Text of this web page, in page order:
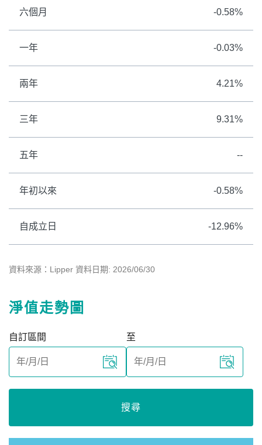
六個月 -0.58%
一年 -0.03%
兩年 4.21%
三年 9.31%
五年 --
年初以來 -0.58%
自成立日 -12.96%
資料來源：Lipper 資料日期: 2026/06/30
淨值走勢圖
自訂區間 至
搜尋